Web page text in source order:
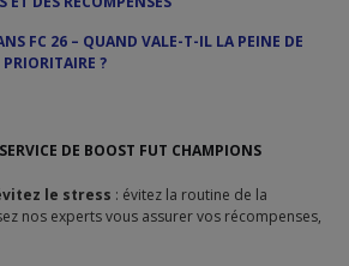
FC 26 – QUAND VALE-T-IL LA PEINE DE
?
DE BOOST FUT CHAMPIONS
le stress : évitez la routine de la
nos experts vous assurer vos récompenses,